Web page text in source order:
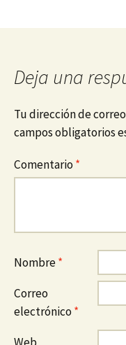
Deja una
Tu dirección de
campos obligatorios
Comentario*
Nombre*
Correo
electrónico*